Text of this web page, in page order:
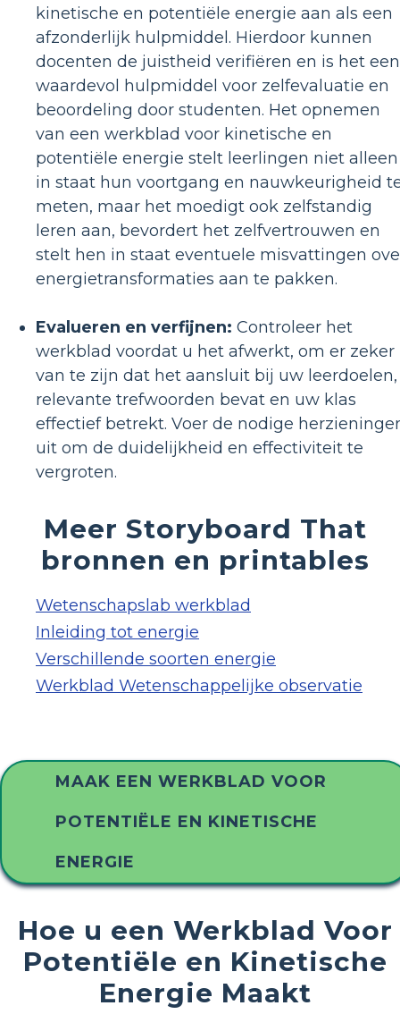
kinetische en potentiële energie aan als een
afzonderlijk hulpmiddel. Hierdoor kunnen
docenten de juistheid verifiëren en is het een
waardevol hulpmiddel voor zelfevaluatie en
beoordeling door studenten. Het opnemen
van een werkblad voor kinetische en
potentiële energie stelt leerlingen niet alleen
in staat hun voortgang en nauwkeurigheid
meten, maar het moedigt ook zelfstandig
leren aan, bevordert het zelfvertrouwen en
stelt hen in staat eventuele misvattingen
energietransformaties aan te pakken.
Evalueren en verfijnen: Controleer het
werkblad voordat u het afwerkt, om er zeker
van te zijn dat het aansluit bij uw leerdoelen,
relevante trefwoorden bevat en uw klas
effectief betrekt. Voer de nodige
uit om de duidelijkheid en effectiviteit te
vergroten.
Meer Storyboard That
bronnen en printables
Wetenschapslab werkblad
Inleiding tot energie
Verschillende soorten energie
Werkblad Wetenschappelijke observatie
MAAK EEN WERKBLAD VOOR
POTENTIËLE EN KINETISCHE
ENERGIE
Hoe u een Werkblad Voor
Potentiële en Kinetische
Energie Maakt